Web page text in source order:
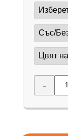
-